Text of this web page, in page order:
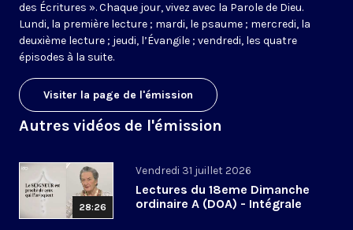
des Écritures ». Chaque jour, vivez avec la Parole de Dieu.
Lundi, la première lecture ; mardi, le psaume ; mercredi, la
deuxième lecture ; jeudi, l’Évangile ; vendredi, les quatre
épisodes à la suite.
Visiter la page de l'émission
Autres vidéos de l'émission
28:26
Vendredi 31 juillet 2026
Lectures du 18eme Dimanche
ordinaire A (DOA) - Intégrale